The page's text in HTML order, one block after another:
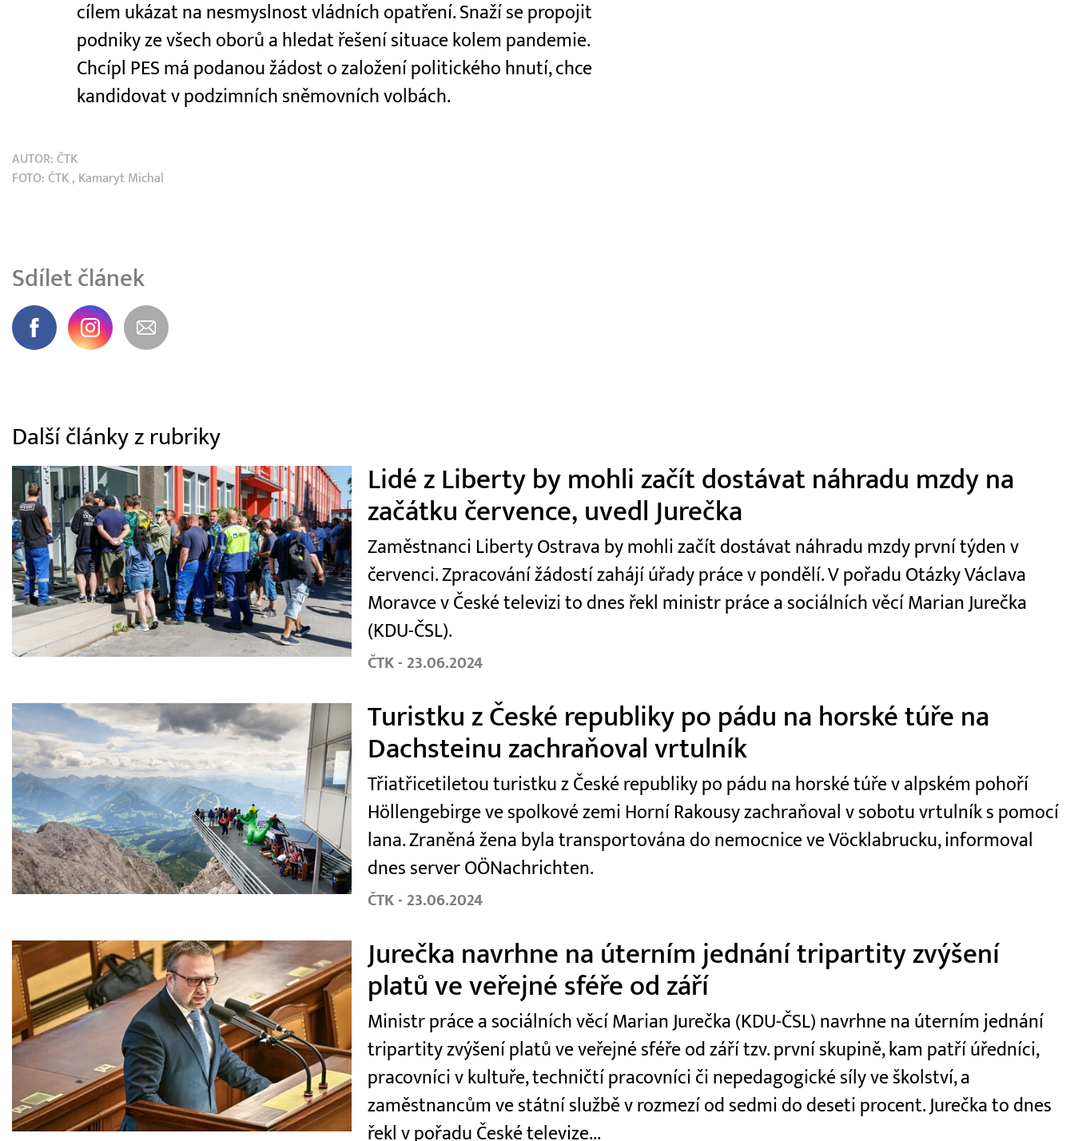
cílem ukázat na nesmyslnost vládních opatření. Snaží se propojit
podniky ze všech oborů a hledat řešení situace kolem pandemie.
Chcípl PES má podanou žádost o založení politického hnutí, chce
kandidovat v podzimních sněmovních volbách.
AUTOR: ČTK
FOTO: ČTK , Kamaryt Michal
Sdílet článek
Další články z rubriky
Lidé z Liberty by mohli začít dostávat náhradu mzdy na
začátku července, uvedl Jurečka
Zaměstnanci Liberty Ostrava by mohli začít dostávat náhradu mzdy první týden v
červenci. Zpracování žádostí zahájí úřady práce v pondělí. V pořadu Otázky Václava
Moravce v České televizi to dnes řekl ministr práce a sociálních věcí Marian Jurečka
(KDU-ČSL).
ČTK - 23.06.2024
Turistku z České republiky po pádu na horské túře na
Dachsteinu zachraňoval vrtulník
Třiatřicetiletou turistku z České republiky po pádu na horské túře v alpském pohoří
Höllengebirge ve spolkové zemi Horní Rakousy zachraňoval v sobotu vrtulník s pomocí
lana. Zraněná žena byla transportována do nemocnice ve Vöcklabrucku, informoval
dnes server OÖNachrichten.
ČTK - 23.06.2024
Jurečka navrhne na úterním jednání tripartity zvýšení
platů ve veřejné sféře od září
Ministr práce a sociálních věcí Marian Jurečka (KDU-ČSL) navrhne na úterním jednání
tripartity zvýšení platů ve veřejné sféře od září tzv. první skupině, kam patří úředníci,
pracovníci v kultuře, techničtí pracovníci či nepedagogické síly ve školství, a
zaměstnancům ve státní službě v rozmezí od sedmi do deseti procent. Jurečka to dnes
řekl v pořadu České televize...